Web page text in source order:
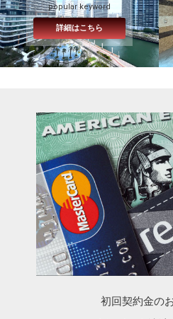
popular keyword
詳細はこちら
初回契約金の